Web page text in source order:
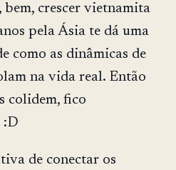
crescer vietnamita
pela Ásia te dá uma
como as dinâmicas de
na vida real. Então
colidem, fico
:D
de conectar os